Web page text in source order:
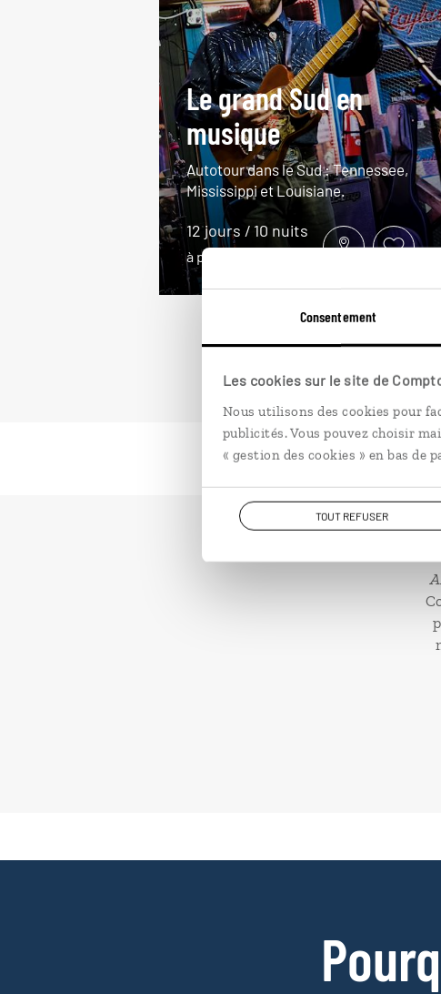
Consentement
Les cookies sur le site de
Nous utilisons des cookies pour
publicités. Vous pouvez choisir
« gestion des cookies » en bas de
TOUT REFUSER
Le grand Sud en
musique
Autotour dans le Sud : Tennessee,
Mississippi et Louisiane.
12 jours / 10 nuits
à partir de 2850€